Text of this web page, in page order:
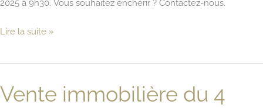
2025 à 9h30. Vous souhaitez enchérir ? Contactez-nous.
Vente
du
septembre
Lire la suite »
Vente immobilière du 4